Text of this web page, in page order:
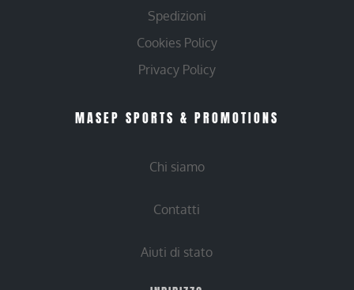
Spedizioni
Cookies Policy
Privacy Policy
MASEP SPORTS & PROMOTIONS
Chi siamo
Contatti
Aiuti di stato